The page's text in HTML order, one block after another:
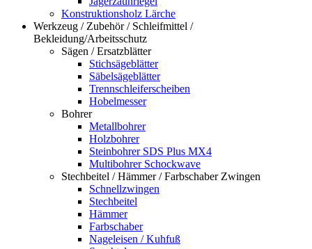
Konstruktionsholz Lärche
Werkzeug / Zubehör / Schleifmittel /
Bekleidung/Arbeitsschutz
Sägen / Ersatzblätter
Stichsägeblätter
Säbelsägeblätter
Trennschleiferscheiben
Hobelmesser
Bohrer
Metallbohrer
Holzbohrer
Steinbohrer SDS Plus MX4
Multibohrer Schockwave
Stechbeitel / Hämmer / Farbschaber Zwingen
Schnellzwingen
Stechbeitel
Hämmer
Farbschaber
Nageleisen / Kuhfuß